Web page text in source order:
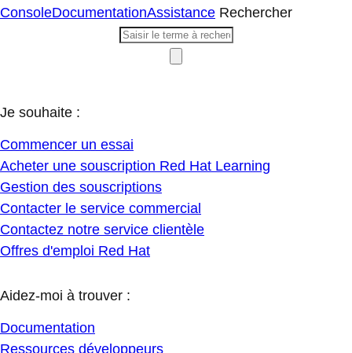
ConsoleDocumentationAssistance Rechercher
Je souhaite :
Commencer un essai
Acheter une souscription Red Hat Learning
Gestion des souscriptions
Contacter le service commercial
Contactez notre service clientèle
Offres d'emploi Red Hat
Aidez-moi à trouver :
Documentation
Ressources développeurs